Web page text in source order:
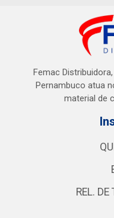
Femac
Pernambuco atua
material de
REL.